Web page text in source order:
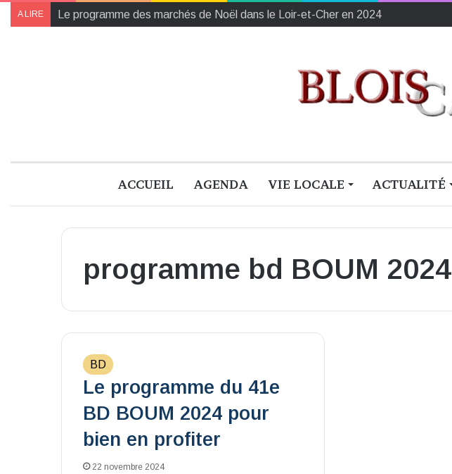
A LIRE Le programme des marchés de Noël dans le Loir-et-Cher en 2024
ACCUEIL AGENDA VIE LOCALE ACTUALITÉ
programme bd BOUM 2024
BD
Le programme du 41e
BD BOUM 2024 pour
bien en profiter
22 novembre 2024